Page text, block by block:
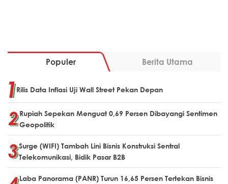
Populer Berita Utama
Rilis Data Inflasi Uji Wall Street Pekan Depan
Rupiah Sepekan Menguat 0,69 Persen Dibayangi Sentimen
Geopolitik
Surge (WIFI) Tambah Lini Bisnis Konstruksi Sentral
Telekomunikasi, Bidik Pasar B2B
Laba Panorama (PANR) Turun 16,65 Persen Tertekan Bisnis